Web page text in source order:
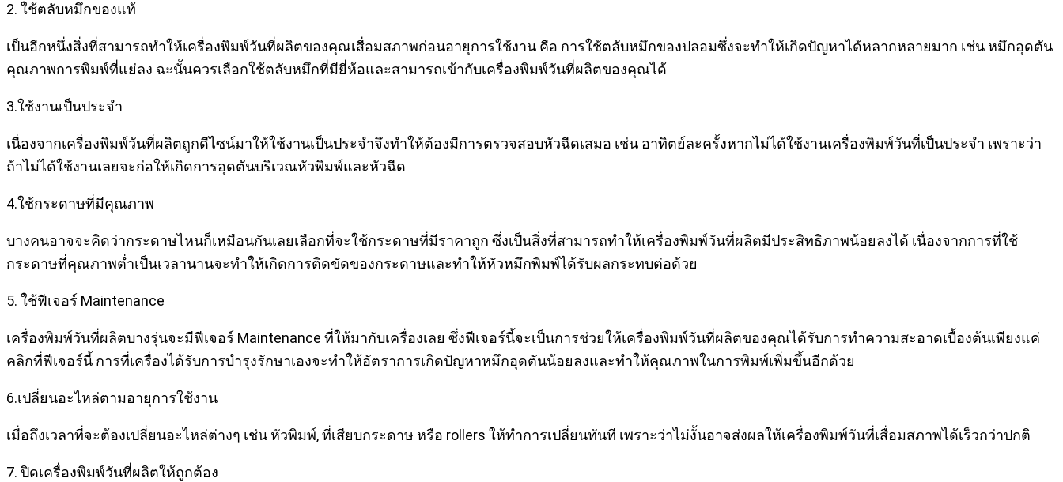
2. ใช้ตลับหมึกของแท้
เป็นอีกหนึ่งสิ่งที่สามารถทำให้เครื่องพิมพ์วันที่ผลิตของคุณเสื่อมสภาพก่อนอายุการใช้งาน คือ การใช้ตลับหมึกของปลอมซึ่งจะทำให้เกิดปัญหาได้หลากหลายมาก เช่น หมึกอุดตัน
คุณภาพการพิมพ์ที่แย่ลง ฉะนั้นควรเลือกใช้ตลับหมึกที่มียี่ห้อและสามารถเข้ากับเครื่องพิมพ์วันที่ผลิตของคุณได้
3.ใช้งานเป็นประจำ
เนื่องจากเครื่องพิมพ์วันที่ผลิตถูกดีไซน์มาให้ใช้งานเป็นประจำจึงทำให้ต้องมีการตรวจสอบหัวฉีดเสมอ เช่น อาทิตย์ละครั้งหากไม่ได้ใช้งานเครื่องพิมพ์วันที่เป็นประจำ เพราะว่า
ถ้าไม่ได้ใช้งานเลยจะก่อให้เกิดการอุดตันบริเวณหัวพิมพ์และหัวฉีด
4.ใช้กระดาษที่มีคุณภาพ
บางคนอาจจะคิดว่ากระดาษไหนก็เหมือนกันเลยเลือกที่จะใช้กระดาษที่มีราคาถูก ซึ่งเป็นสิ่งที่สามารถทำให้เครื่องพิมพ์วันที่ผลิตมีประสิทธิภาพน้อยลงได้ เนื่องจากการที่ใช้
กระดาษที่คุณภาพต่ำเป็นเวลานานจะทำให้เกิดการติดขัดของกระดาษและทำให้หัวหมึกพิมพ์ได้รับผลกระทบต่อด้วย
5. ใช้ฟีเจอร์ Maintenance
เครื่องพิมพ์วันที่ผลิตบางรุ่นจะมีฟีเจอร์ Maintenance ที่ให้มากับเครื่องเลย ซึ่งฟีเจอร์นี้จะเป็นการช่วยให้เครื่องพิมพ์วันที่ผลิตของคุณได้รับการทำความสะอาดเบื้องต้นเพียงแค่
คลิกที่ฟีเจอร์นี้ การที่เครื่องได้รับการบำรุงรักษาเองจะทำให้อัตราการเกิดปัญหาหมึกอุดตันน้อยลงและทำให้คุณภาพในการพิมพ์เพิ่มขึ้นอีกด้วย
6.เปลี่ยนอะไหล่ตามอายุการใช้งาน
เมื่อถึงเวลาที่จะต้องเปลี่ยนอะไหล่ต่างๆ เช่น หัวพิมพ์, ที่เสียบกระดาษ หรือ rollers ให้ทำการเปลี่ยนทันที เพราะว่าไม่งั้นอาจส่งผลให้เครื่องพิมพ์วันที่เสื่อมสภาพได้เร็วกว่าปกติ
7. ปิดเครื่องพิมพ์วันที่ผลิตให้ถูกต้อง